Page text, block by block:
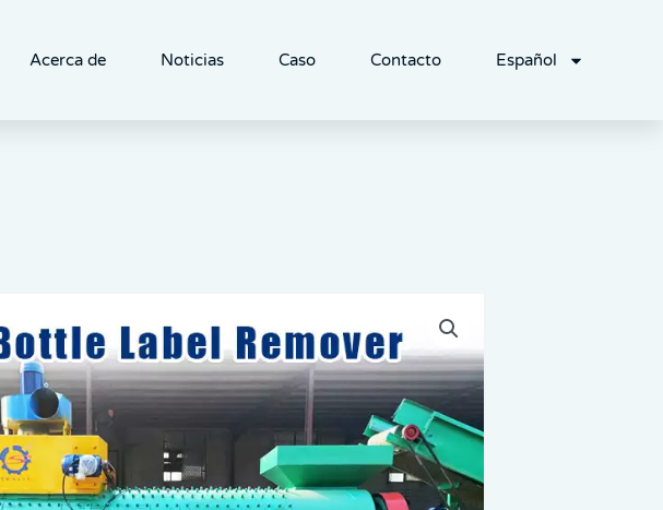
Acerca de Noticias Caso Contacto Español